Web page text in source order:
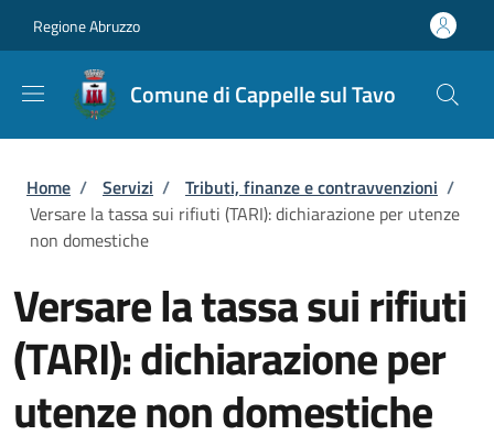
Regione Abruzzo
Comune di Cappelle sul Tavo
Briciole di pane
Home / Servizi / Tributi, finanze e contravvenzioni /
Versare la tassa sui rifiuti (TARI): dichiarazione per utenze
non domestiche
Versare la tassa sui rifiuti
(TARI): dichiarazione per
utenze non domestiche